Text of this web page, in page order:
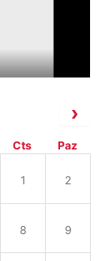
Cts Paz
1 2
8 9